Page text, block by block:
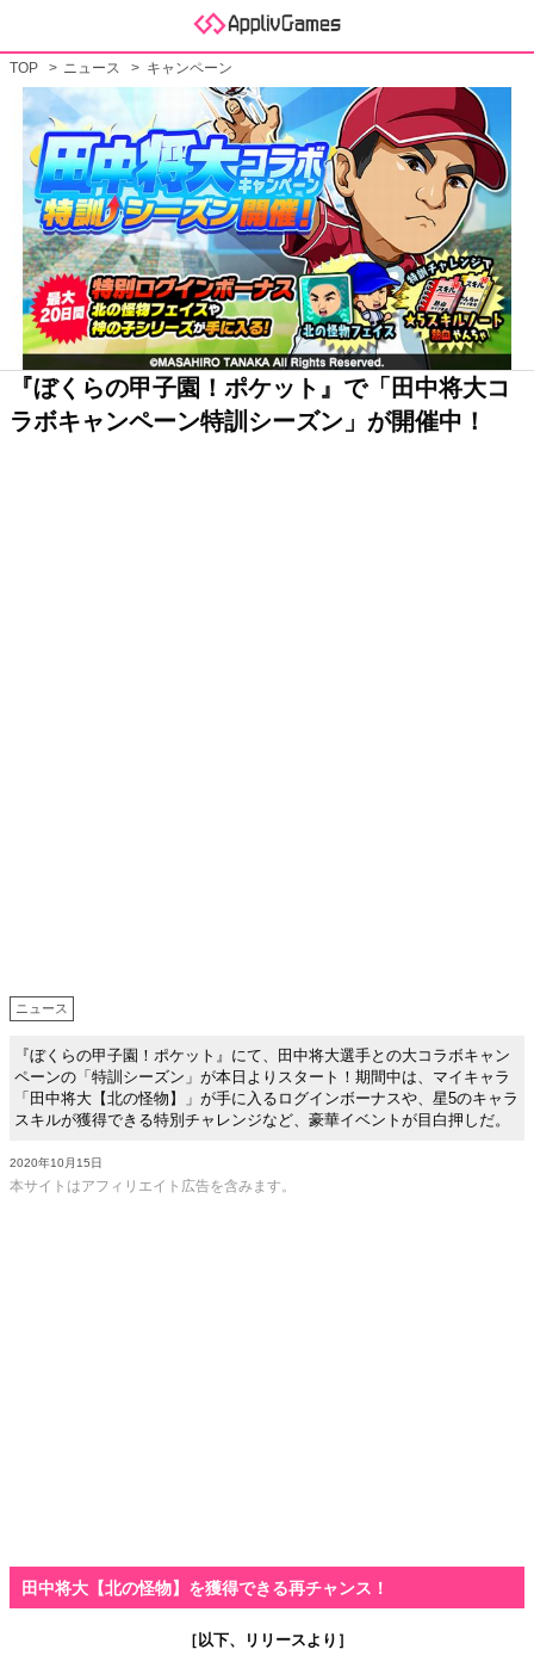
TOP ニュース キャンペーン
『ぼくらの甲子園！ポケット』で「田中将大コ
ラボキャンペーン特訓シーズン」が開催中！
ニュース
『ぼくらの甲子園！ポケット』にて、田中将大選手との大コラボキャン
ペーンの「特訓シーズン」が本日よりスタート！期間中は、マイキャラ
「田中将大【北の怪物】」が手に入るログインボーナスや、星5のキャラ
スキルが獲得できる特別チャレンジなど、豪華イベントが目白押しだ。
2020年10月15日
本サイトはアフィリエイト広告を含みます。
田中将大【北の怪物】を獲得できる再チャンス！
［以下、リリースより］